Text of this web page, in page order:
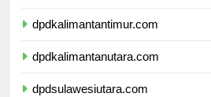
dpdkalimantantimur.com
dpdkalimantanutara.com
dpdsulawesiutara.com